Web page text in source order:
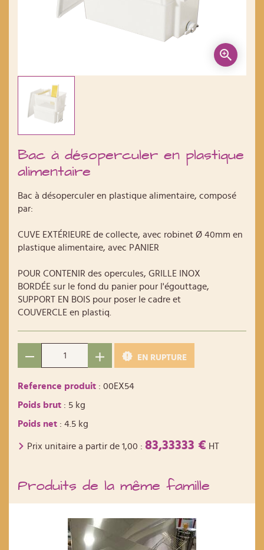
Bac à désoperculer en plastique
alimentaire
Bac à désoperculer en plastique alimentaire, composé
par:
CUVE EXTÉRIEURE de collecte, avec robinet Ø 40mm en
plastique alimentaire, avec PANIER
POUR CONTENIR des opercules, GRILLE INOX
BORDÉE sur le fond du panier pour l'égouttage,
SUPPORT EN BOIS pour poser le cadre et
COUVERCLE en plastiq.
EN RUPTURE
Reference produit : 00EX54
Poids brut : 5 kg
Poids net : 4.5 kg
Prix unitaire a partir de 1,00 : 83,33333 € HT
Produits de la même famille